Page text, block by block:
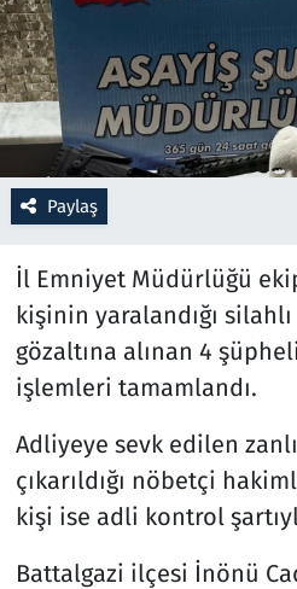
Paylaş
İl Emniyet Müdürlüğü
kişinin yaralandığı
gözaltına alınan 4
işlemleri tamamlandı.
Adliyeye sevk edilen
çıkarıldığı nöbetçi
kişi ise adli kontrol
Battalgazi ilçesi İnönü
Resmi İlanlar
Rüya Tabirleri
Sağlık
Savunma Sanayi
Seçim 2023
Teknoloji ve Bilim